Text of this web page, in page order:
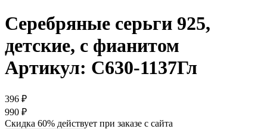
Серебряные серьги 925,
детские, с фианитом
Артикул: С630-1137Гл
396 ₽
990 ₽
Скидка 60% действует при заказе с сайта